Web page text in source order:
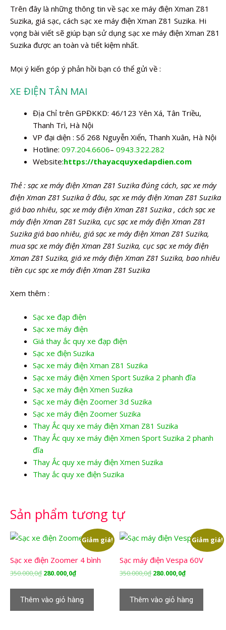
Trên đây là những thông tin về sạc xe máy điện Xman Z81
Suzika, giá sạc, cách sạc xe máy điện Xman Z81 Suzika. Hi
vọng bài viết sẽ giúp bạn sử dụng sạc xe máy điện Xman Z81
Suzika được an toàn và tiết kiệm nhất.
Mọi ý kiến góp ý phản hồi bạn có thể gửi về :
XE ĐIỆN TÂN MAI
Địa Chỉ trên GPĐKKD: 46/123 Yên Xá, Tân Triều,
Thanh Trì, Hà Nội
VP đại diện : Số 268 Nguyễn Xiển, Thanh Xuân, Hà Nội
Hotline: 097.204.6606– 0943.322.282
Website:https://thayacquyxedapdien.com
Thẻ : sạc xe máy điện Xman Z81 Suzika đúng cách, sạc xe máy
điện Xman Z81 Suzika ở đâu, sạc xe máy điện Xman Z81 Suzika
giá bao nhiêu, sạc xe máy điện Xman Z81 Suzika , cách sạc xe
máy điện Xman Z81 Suzika, cục sạc xe máy điện Xman Z81
Suzika giá bao nhiêu, giá sạc xe máy điện Xman Z81 Suzika,
mua sạc xe máy điện Xman Z81 Suzika, cục sạc xe máy điện
Xman Z81 Suzika, giá xe máy điện Xman Z81 Suzika, bao nhiêu
tiền cục sạc xe máy điện Xman Z81 Suzika
Xem thêm :
Sạc xe đạp điện
Sạc xe máy điện
Giá thay ắc quy xe đạp điện
Sạc xe điện Suzika
Sạc xe máy điện Xman Z81 Suzika
Sạc xe máy điện Xmen Sport Suzika 2 phanh đĩa
Sạc xe máy điện Xmen Suzika
Sạc xe máy điện Zoomer 3d Suzika
Sạc xe máy điện Zoomer Suzika
Thay Ắc quy xe máy điện Xman Z81 Suzika
Thay Ắc quy xe máy điện Xmen Sport Suzika 2 phanh
đĩa
Thay Ắc quy xe máy điện Xmen Suzika
Thay ắc quy xe điện Suzika
Sản phẩm tương tự
Giảm giá!
Sạc xe điện Zoomer 4 bình
350.000,0₫ Giá
350.000,0₫.
280.000,0₫Giá
là:
280.000,0₫.
Thêm vào giỏ hàng
Giảm giá!
Sạc máy điện Vespa 60V
350.000,0₫ Giá
350.000,0₫.
280.000,0₫Giá
là:
280.000,0₫.
Thêm vào giỏ hàng